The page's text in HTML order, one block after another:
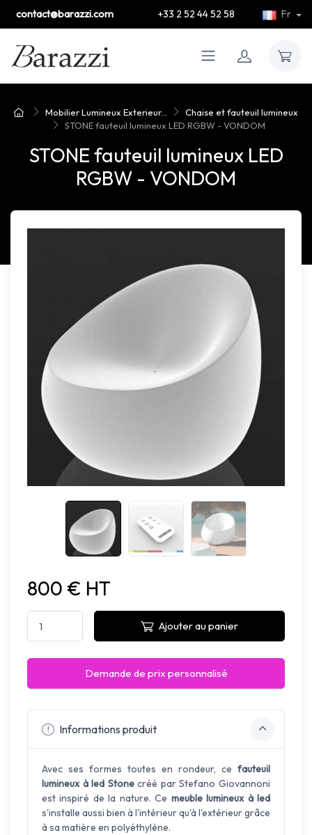
contact@barazzi.com +33 2 52 44 52 58 Fr
Mobilier Lumineux Exterieur...
Chaise et fauteuil lumineux
STONE fauteuil lumineux LED RGBW - VONDOM
STONE fauteuil lumineux LED
RGBW - VONDOM
800 € HT
Ajouter au panier
Demande de prix personnalisé
Informations produit
Avec ses formes toutes en rondeur, ce fauteuil
lumineux à led Stonecréé par Stefano Giovannoni
est inspiré de la nature. Ce meuble lumineux à led
s'installe aussi bien à l'intérieur qu'à l'extérieur grâce
à sa matière en polyéthylène.